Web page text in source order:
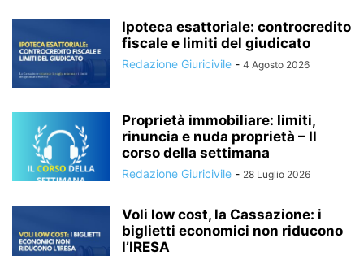
Ipoteca esattoriale: controcredito
fiscale e limiti del giudicato
Redazione Giuricivile - 4 Agosto 2026
Proprietà immobiliare: limiti,
rinuncia e nuda proprietà – Il
corso della settimana
Redazione Giuricivile - 28 Luglio 2026
Voli low cost, la Cassazione: i
biglietti economici non riducono
l’IRESA